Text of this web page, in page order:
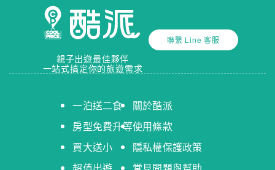
親子出遊最佳夥伴
一站式搞定你的旅遊需求
聯繫 Line 客服
一泊送二食
房型免費升等
買大送小
關於酷派
使用條款
隱私權保護政策